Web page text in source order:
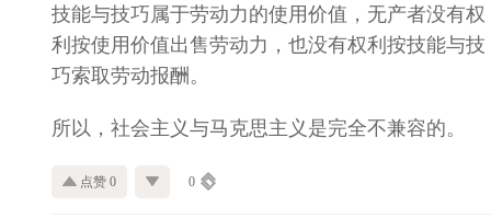
技能与技巧属于劳动力的使用价值，无产者没有权
利按使用价值出售劳动力，也没有权利按技能与技
巧索取劳动报酬。
所以，社会主义与马克思主义是完全不兼容的。
点赞 0 0